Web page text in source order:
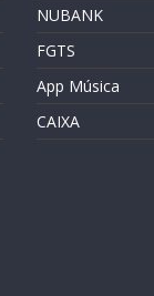
NUBANK
FGTS
App Música
CAIXA